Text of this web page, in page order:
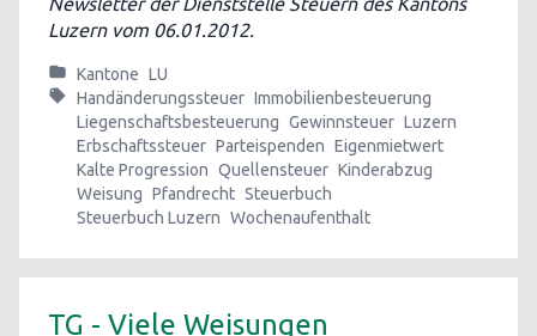
Luzern vom 06.01.2012.
Kantone LU
Handänderungssteuer Immobilienbesteuerung
Liegenschaftsbesteuerung Gewinnsteuer Luzern
Erbschaftssteuer Parteispenden Eigenmietwert
Kalte Progression Quellensteuer Kinderabzug
Weisung Pfandrecht Steuerbuch
Steuerbuch Luzern Wochenaufenthalt
TG - Viele Weisungen